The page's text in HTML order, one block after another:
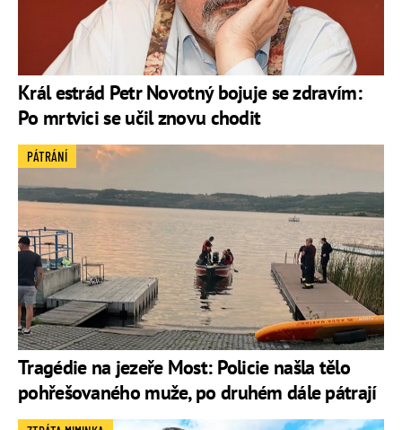
Král estrád Petr Novotný bojuje se zdravím:
Po mrtvici se učil znovu chodit
Tragédie na jezeře Most: Policie našla tělo
pohřešovaného muže, po druhém dále pátrají
PÁTRÁNÍ